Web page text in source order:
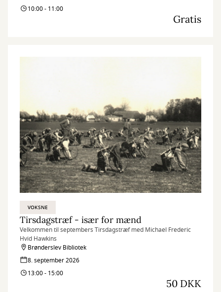
10:00 - 11:00
Gratis
VOKSNE
Tirsdagstræf - især for mænd
Velkommen til septembers Tirsdagstræf med Michael Frederic
Hvid Hawkins
Brønderslev Bibliotek
8. september 2026
13:00 - 15:00
50 DKK